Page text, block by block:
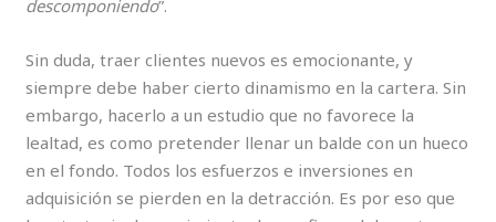
descomponiendo”.
Sin duda, traer clientes nuevos es emocionante, y
siempre debe haber cierto dinamismo en la cartera. Sin
embargo, hacerlo a un estudio que no favorece la
lealtad, es como pretender llenar un balde con un hueco
en el fondo. Todos los esfuerzos e inversiones en
adquisición se pierden en la detracción. Es por eso que